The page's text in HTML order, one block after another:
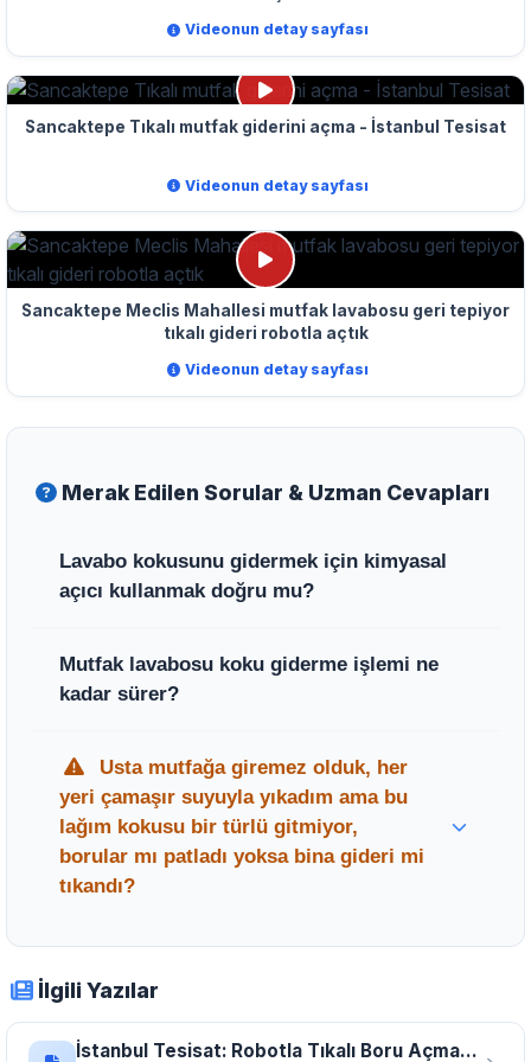
Videonun detay sayfası
Sancaktepe Tıkalı mutfak giderini açma - İstanbul Tesisat
Videonun detay sayfası
Sancaktepe Meclis Mahallesi mutfak lavabosu geri tepiyor
tıkalı gideri robotla açtık
Videonun detay sayfası
Merak Edilen Sorular & Uzman Cevapları
Lavabo kokusunu gidermek için kimyasal
açıcı kullanmak doğru mu?
boru içindeki yağlanmayı tamamen sökemez
mekanik temizlik önerilir.
Mutfak lavabosu koku giderme işlemi ne
kadar sürer?
koku tespiti ve temizlik süreci, tesisatın
durumuna bağlı olarak ortalama otuz ile kırk
beş dakika arasında tamamlanmaktadır.
Usta mutfağa giremez olduk, her
yeri çamaşır suyuyla yıkadım ama bu
lağım kokusu bir türlü gitmiyor,
borular mı patladı yoksa bina gideri mi
tıkandı?
Merak etmeyin, boru patlaması durumunda
koku değil su sızıntısı görürdük; bu
İlgili Yazılar
İstanbul Tesisat: Robotla Tıkalı Boru Açma Servisi